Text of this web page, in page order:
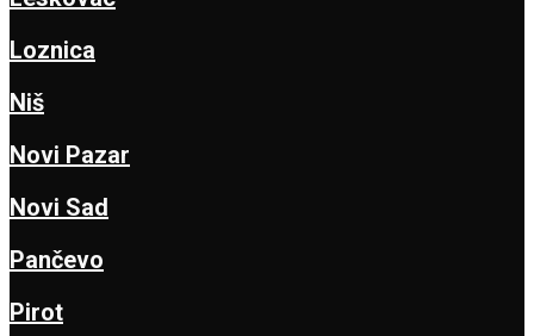
Loznica
Niš
Novi Pazar
Novi Sad
Pančevo
Pirot